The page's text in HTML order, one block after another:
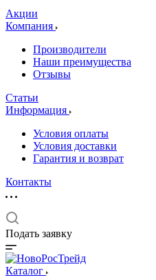
Акции
Компания
Производители
Наши преимущества
Отзывы
Статьи
Информация
Условия оплаты
Условия доставки
Гарантия и возврат
Контакты
Подать заявку
Каталог